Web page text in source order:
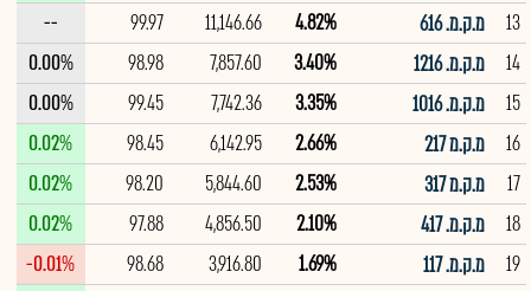
13
מ.ק.מ. 616 4.82%
11,146.66
99.97
--
14
מ.ק.מ. 1216 3.40%
7,857.60
98.98
0.00%
15
מ.ק.מ. 1016 3.35%
7,742.36
99.45
0.00%
16
מ.ק.מ 217 2.66%
6,142.95
98.45
0.02%
17
מ.ק.מ 317 2.53%
5,844.60
98.20
0.02%
18
מ.ק.מ. 417 2.10%
4,856.50
97.88
0.02%
19
מ.ק.מ. 117 1.69%
3,916.80
98.68
-0.01%